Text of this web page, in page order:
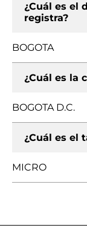
¿Cuál es el
registra?
BOGOTA
¿Cuál es la
BOGOTA D.C.
¿Cuál es el
MICRO